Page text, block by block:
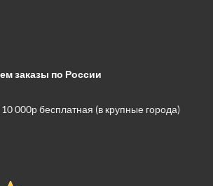
заказы по России
10 000р бесплатная (в крупные города)